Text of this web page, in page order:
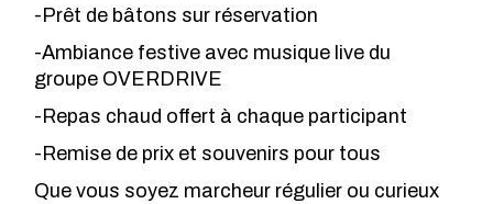
-Prêt de bâtons sur réservation
-Ambiance festive avec musique live du
groupe OVERDRIVE
-Repas chaud offert à chaque participant
-Remise de prix et souvenirs pour tous
Que vous soyez marcheur régulier ou curieux